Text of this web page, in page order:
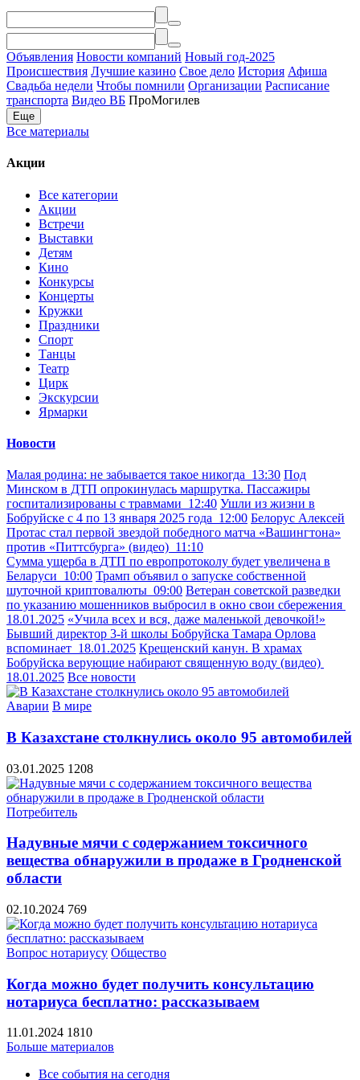
Объявления Новости компаний Новый год-2025
Происшествия Лучшие казино Свое дело История Афиша
Свадьба недели Чтобы помнили Организации Расписание
транспорта Видео ВБ ПроМогилев
Еще
Все материалы
Акции
Все категории
Акции
Встречи
Выставки
Детям
Кино
Конкурсы
Концерты
Кружки
Праздники
Спорт
Танцы
Театр
Цирк
Экскурсии
Ярмарки
Новости
Малая родина: не забывается такое никогда 13:30 Под
Минском в ДТП опрокинулась маршрутка. Пассажиры
госпитализированы с травмами 12:40 Ушли из жизни в
Бобруйске с 4 по 13 января 2025 года 12:00 Белорус Алексей
Протас стал первой звездой победного матча «Вашингтона»
против «Питтсбурга» (видео) 11:10
Сумма ущерба в ДТП по европротоколу будет увеличена в
Беларуси 10:00 Трамп объявил о запуске собственной
шуточной криптовалюты 09:00 Ветеран советской разведки
по указанию мошенников выбросил в окно свои сбережения
18.01.2025 «Учила всех и вся, даже маленькой девочкой!»
Бывший директор 3-й школы Бобруйска Тамара Орлова
вспоминает 18.01.2025 Крещенский канун. В храмах
Бобруйска верующие набирают священную воду (видео)
18.01.2025 Все новости
Аварии В мире
В Казахстане столкнулись около 95 автомобилей
03.01.2025 1208
Потребитель
Надувные мячи с содержанием токсичного
вещества обнаружили в продаже в Гродненской
области
02.10.2024 769
Вопрос нотариусу Общество
Когда можно будет получить консультацию
нотариуса бесплатно: рассказываем
11.01.2024 1810
Больше материалов
Все события на сегодня